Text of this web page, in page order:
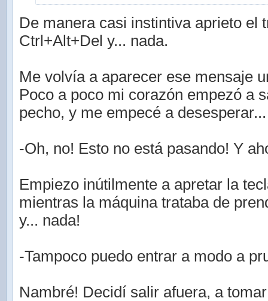
De manera casi instintiva aprieto el
Ctrl+Alt+Del y... nada.
Me volvía a aparecer ese mensaje
Poco a poco mi corazón empezó a
pecho, y me empecé a desesperar...
-Oh, no! Esto no está pasando! Y
Empiezo inútilmente a apretar la
mientras la máquina trataba de
y... nada!
-Tampoco puedo entrar a modo a
Nambré! Decidí salir afuera, a